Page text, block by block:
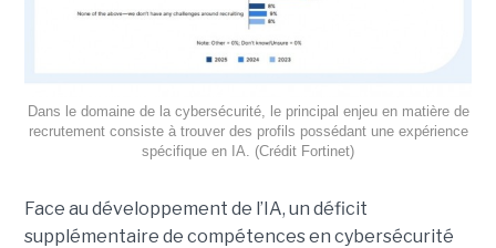
Dans le domaine de la cybersécurité, le principal enjeu en matière de
recrutement consiste à trouver des profils possédant une expérience
spécifique en IA. (Crédit Fortinet)
Face au développement de l’IA, un déficit
supplémentaire de compétences en cybersécurité